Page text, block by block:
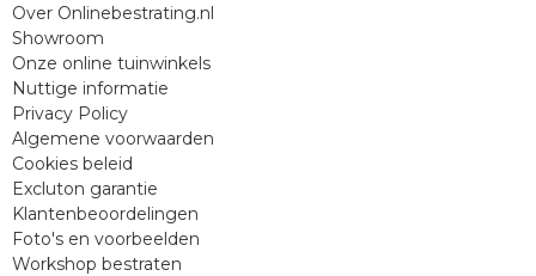
Over Onlinebestrating.nl
Showroom
Onze online tuinwinkels
Nuttige informatie
Privacy Policy
Algemene voorwaarden
Cookies beleid
Excluton garantie
Klantenbeoordelingen
Foto's en voorbeelden
Workshop bestraten